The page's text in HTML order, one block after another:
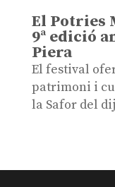
El Potries
9ª edició
Piera
El festival
patrimoni i
la Safor del